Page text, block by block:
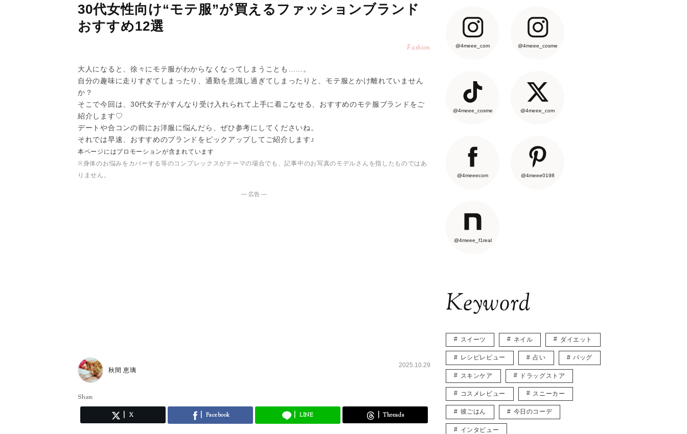
30代女性向け“モテ服”が買えるファッションブランド
おすすめ12選
Fashion
大人になると、徐々にモテ服がわからなくなってしまうことも……。
自分の趣味に走りすぎてしまったり、通勤を意識し過ぎてしまったりと、モテ服とかけ離れていません
か？
そこで今回は、30代女子がすんなり受け入れられて上手に着こなせる、おすすめのモテ服ブランドをご
紹介します♡
デートや合コンの前にお洋服に悩んだら、ぜひ参考にしてくださいね。
それでは早速、おすすめのブランドをピックアップしてご紹介します♪
本ページにはプロモーションが含まれています
※身体のお悩みをカバーする等のコンプレックスがテーマの場合でも、記事中のお写真のモデルさんを指したものではあ
りません。
― 広告 ―
秋間 恵璃
2025.10.29
Share
X Facebook LINE Threads
@4meee_com @4meee_cosme
@4meee_cosme @4meee_com
@4meeecom @4meee0198
@4meee_f1real
Keyword
スイーツ ネイル ダイエット
レシピレビュー 占い バッグ
スキンケア ドラッグストア
コスメレビュー スニーカー
彼ごはん 今日のコーデ
インタビュー